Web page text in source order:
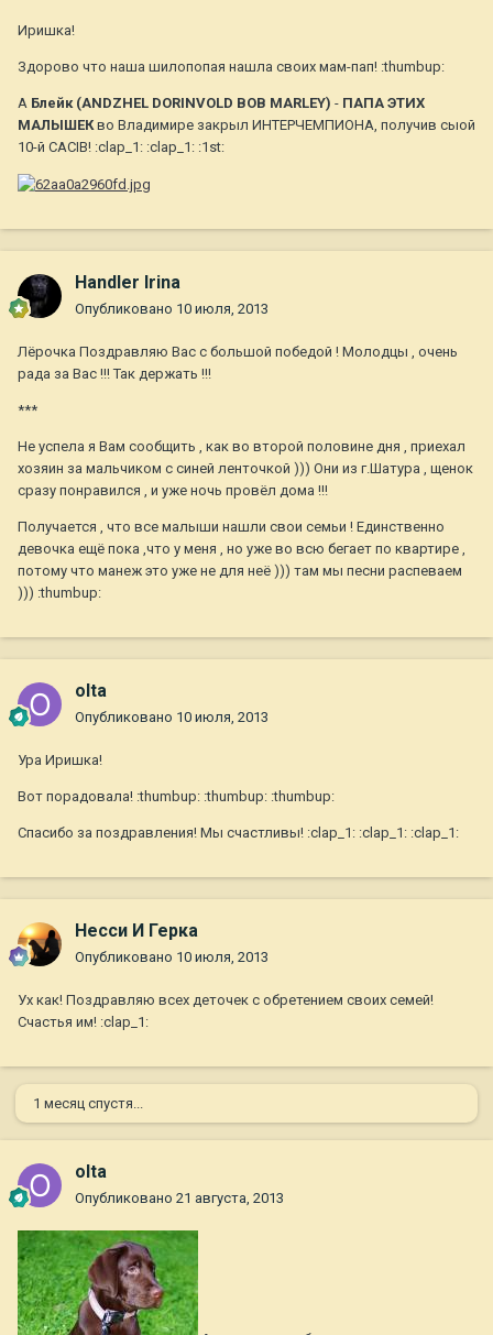
Иришка!
Здорово что наша шилопопая нашла своих мам-пап! :thumbup:
А Блейк (ANDZHEL DORINVOLD BOB MARLEY) - ПАПА ЭТИХ
МАЛЫШЕКво Владимире закрыл ИНТЕРЧЕМПИОНА, получив сыой
10-й CACIB! :clap_1: :clap_1: :1st:
Handler Irina
Опубликовано 10 июля, 2013
Лёрочка Поздравляю Вас с большой победой ! Молодцы , очень
рада за Вас !!! Так держать !!!
***
Не успела я Вам сообщить , как во второй половине дня , приехал
хозяин за мальчиком с синей ленточкой ))) Они из г.Шатура , щенок
сразу понравился , и уже ночь провёл дома !!!
Получается , что все малыши нашли свои семьи ! Единственно
девочка ещё пока ,что у меня , но уже во всю бегает по квартире ,
потому что манеж это уже не для неё ))) там мы песни распеваем
))) :thumbup:
olta
Опубликовано 10 июля, 2013
Ура Иришка!
Вот порадовала! :thumbup: :thumbup: :thumbup:
Спасибо за поздравления! Мы счастливы! :clap_1: :clap_1: :clap_1:
Несси И Герка
Опубликовано 10 июля, 2013
Ух как! Поздравляю всех деточек с обретением своих семей!
Счастья им! :clap_1:
1 месяц спустя...
olta
Опубликовано 21 августа, 2013